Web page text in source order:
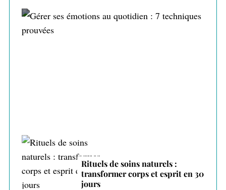
Rituels de soins naturels :
transformer corps et esprit en 30
jours